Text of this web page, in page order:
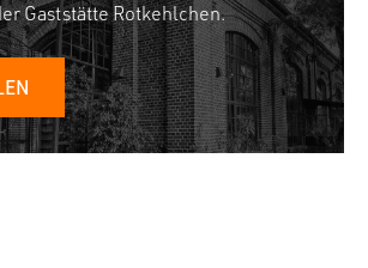
Gaststätte Rotkehlchen.